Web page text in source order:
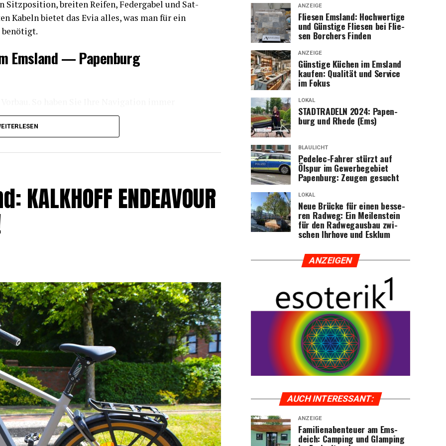
Sitz­po­si­ti­on, brei­ten Rei­fen, Feder­ga­bel und Sat­
Kabeln bie­tet das Evia alles, was man für ein
benötigt.
Ems­land — Papenburg
benutzerfreundlich.
Akku sind mit­tig im Rad posi­tio­niert.
sta­bi­les Fahrverhalten.
vie­le sor­gen­freie und kom­for­ta­ble Kilo­me­ter.
Fahrspaß.
ENDEAVOUR
ANZEIGE
Flie­sen Ems­land: Hoch­wer­ti­ge
und Güns­ti­ge Flie­sen bei Flie­
sen Bor­chers Finden
ANZEIGE
Güns­ti­ge Küchen im Ems­land
kau­fen: Qua­li­tät und Ser­vice
im Fokus
LOKAL
STADTRADELN 2024: Papen­
burg und Rhe­de (Ems)
BLAULICHT
Pedelec-Fah­rer stürzt auf
Ölspur im Gewer­be­ge­biet
Papen­burg: Zeu­gen gesucht
LOKAL
Neue Brü­cke für einen bes­se­
ren Rad­weg: Ein Mei­len­stein
für den Rad­weg­aus­bau zwi­
schen Ihr­ho­ve und Esklum
ANZEI­GEN
AUCH INTER­ES­SANT:
ANZEIGE
Fami­li­en­aben­teu­er am Ems­
deich: Cam­ping und Glam­ping